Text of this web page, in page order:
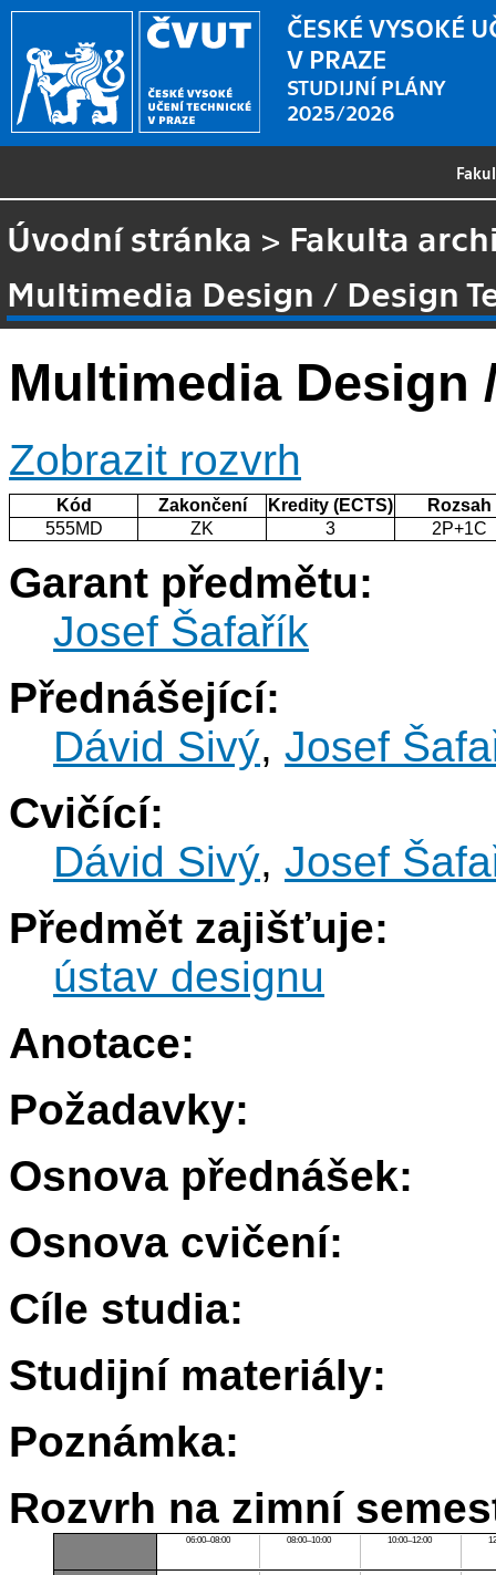
ČESKÉ VYSOKÉ
V PRAZE
STUDIJNÍ PLÁNY
2025/2026
Úvodní stránka > Fakulta
Multimedia Design / Design
Multimedia Design
Zobrazit rozvrh
Kód Zakončení Kredity (ECTS)
Rozsah
555MD
ZK 3 2P+1C
Garant předmětu:
Josef Šafařík
Přednášející:
Dávid Sivý, Josef
Cvičící:
Dávid Sivý, Josef
Předmět zajišťuje:
ústav designu
Anotace:
Požadavky:
Osnova přednášek:
Osnova cvičení:
Cíle studia:
Studijní materiály:
Poznámka:
Rozvrh na zimní
06:00–08:00 08:00–10:00 10:00–12:00